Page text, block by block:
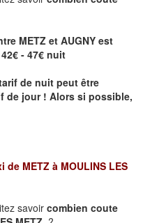
METZ et AUGNY est
- 47€ nuit
de nuit peut être
de jour ! Alors si possible,
de METZ à MOULINS LES
savoir combien coute